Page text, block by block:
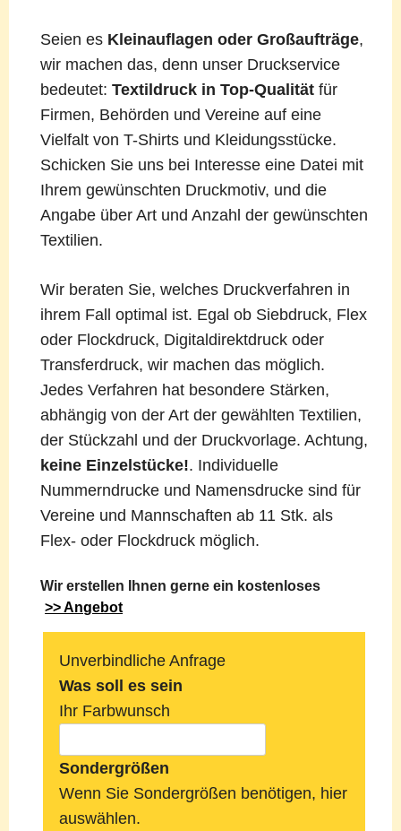
Seien es Kleinauflagen oder Großaufträge,
wir machen das, denn unser Druckservice
bedeutet: Textildruck in Top-Qualitätfür
Firmen, Behörden und Vereine auf eine
Vielfalt von T-Shirts und Kleidungsstücke.
Schicken Sie uns bei Interesse eine Datei mit
Ihrem gewünschten Druckmotiv, und die
Angabe über Art und Anzahl der gewünschten
Textilien.
Wir beraten Sie, welches Druckverfahren in
ihrem Fall optimal ist. Egal ob Siebdruck, Flex
oder Flockdruck, Digitaldirektdruck oder
Transferdruck, wir machen das möglich.
Jedes Verfahren hat besondere Stärken,
abhängig von der Art der gewählten Textilien,
der Stückzahl und der Druckvorlage. Achtung,
keine Einzelstücke!. Individuelle
Nummerndrucke und Namensdrucke sind für
Vereine und Mannschaften ab 11 Stk. als
Flex- oder Flockdruck möglich.
Wir erstellen Ihnen gerne ein kostenloses
>> Angebot
Unverbindliche Anfrage
Was soll es sein
Ihr Farbwunsch
Sondergrößen
Wenn Sie Sondergrößen benötigen, hier
auswählen.